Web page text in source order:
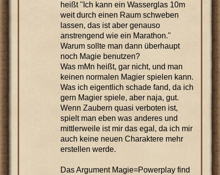
heißt "Ich kann ein Wasserglas 10m
weit durch einen Raum schweben
lassen, das ist aber genauso
anstrengend wie ein Marathon."
Warum sollte man dann überhaupt
noch Magie benutzen?
Was mMn heißt, gar nicht, und man
keinen normalen Magier spielen kann.
Was ich eigentlich schade fand, da ich
gern Magier spiele, aber naja, gut.
Wenn Zaubern quasi verboten ist,
spielt man eben was anderes und
mittlerweile ist mir das egal, da ich mir
auch keine neuen Charaktere mehr
erstellen werde.
Das Argument Magie=Powerplay find